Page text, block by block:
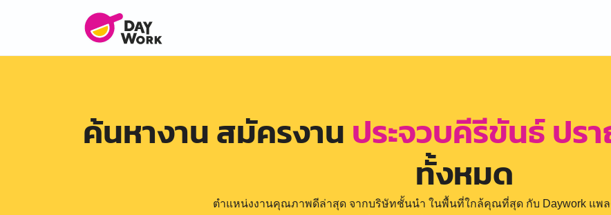
ค้นหางาน สมัครงาน ประจวบคีรีขันธ์ ป
ทั้งหมด
ตำแหน่งงานคุณภาพดีล่าสุด จากบริษัทชั้นนำ ในพื้นที่ใกล้คุณที่สุด กับ Daywork แพ